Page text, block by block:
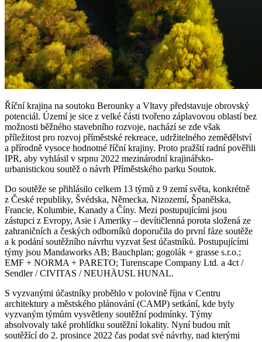
Říční krajina na soutoku Berounky a Vltavy představuje obrovský
potenciál. Území je sice z velké části tvořeno záplavovou oblastí bez
možnosti běžného stavebního rozvoje, nachází se zde však
příležitost pro rozvoj příměstské rekreace, udržitelného zemědělství
a přírodně vysoce hodnotné říční krajiny. Proto pražští radní pověřili
IPR, aby vyhlásil v srpnu 2022 mezinárodní krajinářsko-
urbanistickou soutěž o návrh Příměstského parku Soutok.
Do soutěže se přihlásilo celkem 13 týmů z 9 zemí světa, konkrétně
z České republiky, Švédska, Německa, Nizozemí, Španělska,
Francie, Kolumbie, Kanady a Číny. Mezi postupujícími jsou
zástupci z Evropy, Asie i Ameriky – devítičlenná porota složená ze
zahraničních a českých odborníků doporučila do první fáze soutěže
a k podání soutěžního návrhu vyzvat šest účastníků. Postupujícími
týmy jsou Mandaworks AB; Bauchplan; gogolák + grasse s.r.o.;
EMF + NORMA + PARETO; Turenscape Company Ltd. a 4ct /
Sendler / CIVITAS / NEUHÄUSL HUNAL.
S vyzvanými účastníky proběhlo v polovině října v Centru
architektury a městského plánování (CAMP) setkání, kde byly
vyzvaným týmům vysvětleny soutěžní podmínky. Týmy
absolvovaly také prohlídku soutěžní lokality. Nyní budou mít
soutěžící do 2. prosince 2022 čas podat své návrhy, nad kterými